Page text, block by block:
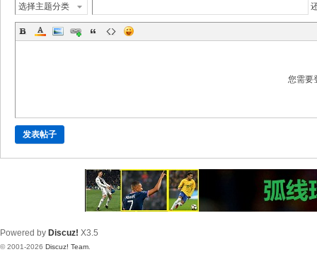
选择主题分类
您需要
发表帖子
Powered by Discuz! X3.5
© 2001-2026 Discuz! Team